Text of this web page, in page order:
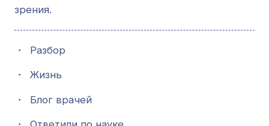
зрения.
・ Разбор
・ Жизнь
・ Блог врачей